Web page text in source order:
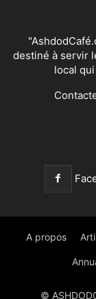
destiné à servir
local
A propos
©